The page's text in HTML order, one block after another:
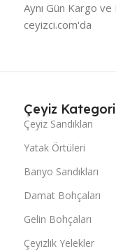
Aynı Gün Kargo
ceyizci.com'da
Çeyiz
Çeyiz Sandıkları
Yatak Örtüleri
Banyo Sandıkları
Damat Bohçaları
Gelin Bohçaları
Çeyizlik Yelekler